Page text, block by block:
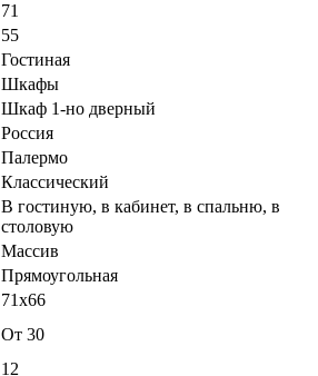
71
55
Гостиная
Шкафы
Шкаф 1-но дверный
Россия
Палермо
Классический
В гостиную, в кабинет, в спальню, в
столовую
Массив
Прямоугольная
71х66
От 30
12